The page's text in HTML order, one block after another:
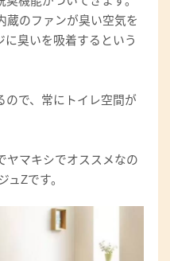
蔵のファンが臭い空気を
に臭いを吸着するという
ので、常にトイレ空間が
ヤマキシでオススメなの
ュZです。